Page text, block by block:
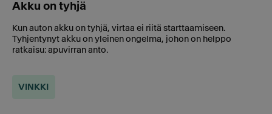
Akku on tyhjä
Kun auton akku on tyhjä, virtaa ei riitä starttaamiseen.
Tyhjentynyt akku on yleinen ongelma, johon on helppo
ratkaisu: apuvirran anto.
VINKKI